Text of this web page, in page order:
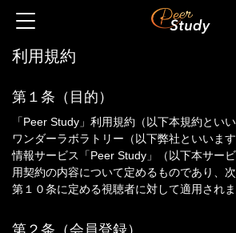
利用規約
第１条（目的）
「Peer Study」利用規約（以下本規約とい
ワンダーラボラトリー（以下弊社といいま
情報サービス「Peer Study」（以下本サー
用契約の内容について定めるものであり、
第１０条に定める視聴者に対して適用されま
第２条（会員登録）